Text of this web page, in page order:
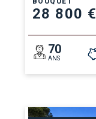
28 800 €
70
ANS